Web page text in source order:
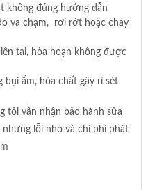
không đúng hướng dẫn
va chạm, rơi rớt hoặc cháy
tai, hỏa hoạn không được
ẩm, hóa chất gây rỉ sét
tôi vẫn nhận bảo hành sửa
lỗi nhỏ và chi phí phát